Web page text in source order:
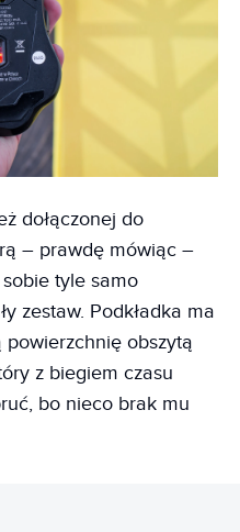
dołączonej do
– prawdę mówiąc –
tyle samo
zestaw. Podkładka ma
obszytą
z biegiem czasu
bo nieco brak mu